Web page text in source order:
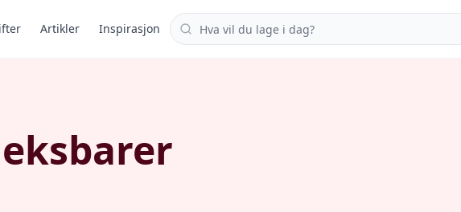
Artikler Inspirasjon Søk i oppskrifter